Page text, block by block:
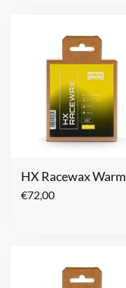
HX Racewax Warm
€72,00